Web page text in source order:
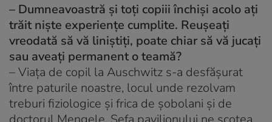
– Dumneavoastră și toți copiii închiși acolo ați
trăit niște experiențe cumplite. Reușeați
vreodată să vă liniștiți, poate chiar să vă jucați
sau aveați permanent o teamă?
– Viața de copil la Auschwitz s-a desfășurat
între paturile noastre, locul unde rezolvam
treburi fiziologice și frica de șobolani și de